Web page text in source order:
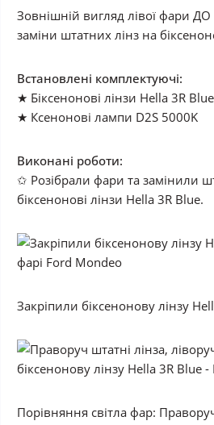
Зовнішній вигляд лівої фари ДО
заміни штатних лінз на
Встановлені комплектуючі:
★ Біксенонові лінзи Hella 3R Blue
★ Ксенонові лампи D2S 5000K
Виконані роботи:
✩ Розібрали фари та замінили
біксенонові лінзи Hella 3R Blue.
Закріпили біксенонову лінзу
Порівняння світла фар: